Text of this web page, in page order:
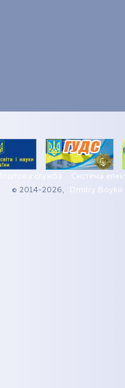
Поштова служба
Система
© 2014-2026,
Dmitry Boyko